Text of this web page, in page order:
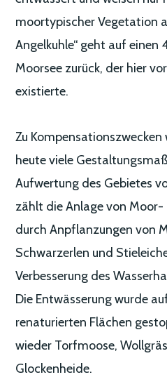
moortypischer Vegetation
Angelkuhle“ geht auf einen
Moorsee zurück, der hier
existierte.
Zu Kompensationszwecken
heute viele
Aufwertung des Gebietes
zählt die Anlage von Moor-
durch Anpflanzungen von
Schwarzerlen und
Verbesserung des
Die Entwässerung wurde
renaturierten Flächen
wieder Torfmoose,
Glockenheide.